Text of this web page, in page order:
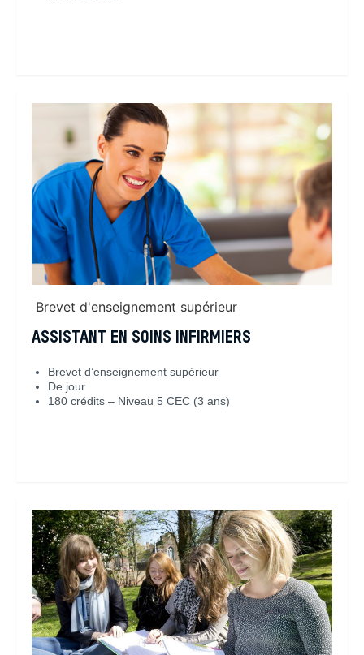
Brevet d'enseignement supérieur
ASSISTANT EN SOINS INFIRMIERS
Brevet d’enseignement supérieur
De jour
180 crédits – Niveau 5 CEC (3 ans)